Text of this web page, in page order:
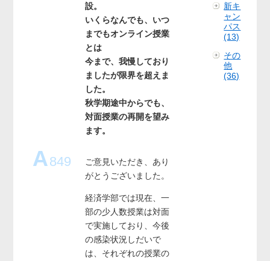
設。
いくらなんでも、いつ
までもオンライン授業
とは
今まで、我慢しており
ましたが限界を超えま
した。
秋学期途中からでも、
対面授業の再開を望み
ます。
A849
ご意見いただき、あり
がとうございました。
経済学部では現在、一
部の少人数授業は対面
で実施しており、今後
の感染状況しだいで
は、それぞれの授業の
新キ
ャン
パス
(13)
その
他
(36)